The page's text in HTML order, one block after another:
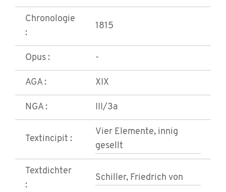
Chronologie
:
1815
Opus : -
AGA : XIX
NGA : III/3a
Textincipit :
Vier Elemente, innig
gesellt
Textdichter
:
Schiller, Friedrich von